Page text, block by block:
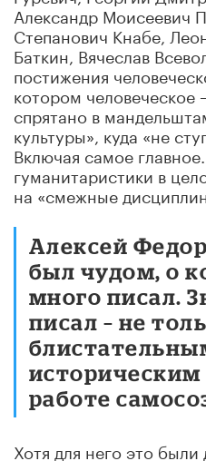
Александр Моисеевич
Степанович Кнабе,
Баткин, Вячеслав
постижения
котором человеческое
спрятано в
культуры», куда «не
Включая самое
гуманитаристики в
на «смежные
Алексей
был чудом, о
много писал.
писал – не
работе
Хотя для него это